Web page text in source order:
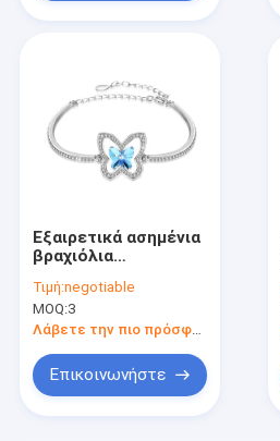
Εξαιρετικά ασημένια
βραχιόλια
ρυθμιστών
πεταλούδων
Τιμή:negotiable
MOQ:3
Λάβετε την πιο πρόσφατη τιμή
Επικοινωνήστε